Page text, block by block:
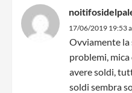
17/06/2019 19:53
Ovviamente la
problemi,
avere soldi,
soldi sembra